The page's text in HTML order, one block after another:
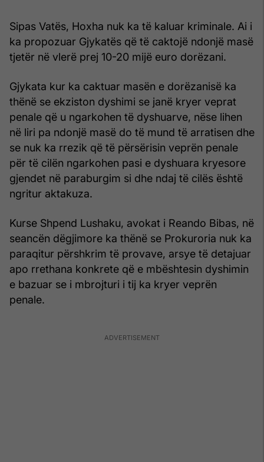
Sipas Vatës, Hoxha nuk ka të kaluar kriminale. Ai i
ka propozuar Gjykatës që të caktojë ndonjë masë
tjetër në vlerë prej 10-20 mijë euro dorëzani.
Gjykata kur ka caktuar masën e dorëzanisë ka
thënë se ekziston dyshimi se janë kryer veprat
penale që u ngarkohen të dyshuarve, nëse lihen
në liri pa ndonjë masë do të mund të arratisen dhe
se nuk ka rrezik që të përsërisin veprën penale
për të cilën ngarkohen pasi e dyshuara kryesore
gjendet në paraburgim si dhe ndaj të cilës është
ngritur aktakuza.
Kurse Shpend Lushaku, avokat i Reando Bibas, në
seancën dëgjimore ka thënë se Prokuroria nuk ka
paraqitur përshkrim të provave, arsye të detajuar
apo rrethana konkrete që e mbështesin dyshimin
e bazuar se i mbrojturi i tij ka kryer veprën
penale.